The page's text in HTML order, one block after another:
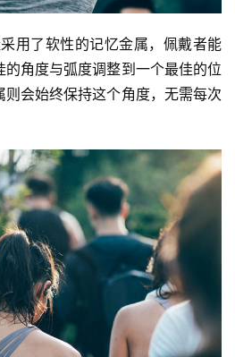
用了软性的记忆金属，佩戴者能
角度与弧度调整到一个最佳的位
会始终保持这个角度，无需每次